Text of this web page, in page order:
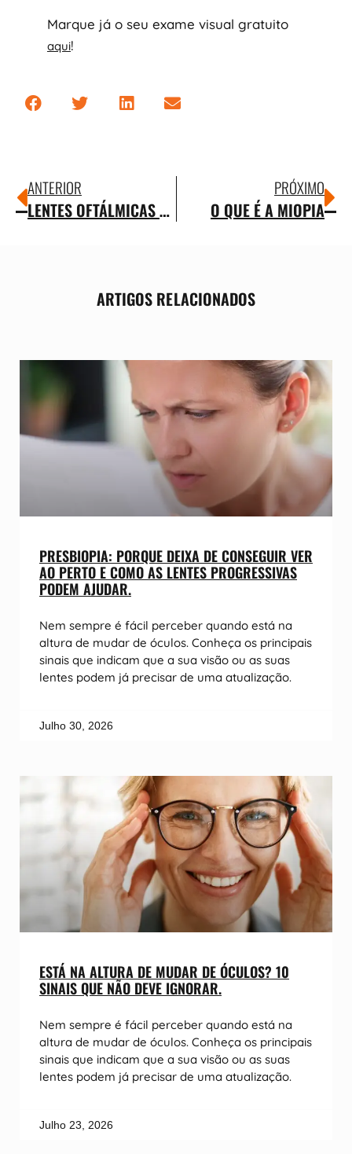
Marque já o seu exame visual gratuito
aqui!
ANTERIOR
LENTES OFTÁLMICAS ESSILOR
PRÓXIMO
O QUE É A MIOPIA
ARTIGOS RELACIONADOS
PRESBIOPIA: PORQUE DEIXA DE CONSEGUIR VER
AO PERTO E COMO AS LENTES PROGRESSIVAS
PODEM AJUDAR.
Nem sempre é fácil perceber quando está na
altura de mudar de óculos. Conheça os principais
sinais que indicam que a sua visão ou as suas
lentes podem já precisar de uma atualização.
Julho 30, 2026
ESTÁ NA ALTURA DE MUDAR DE ÓCULOS? 10
SINAIS QUE NÃO DEVE IGNORAR.
Nem sempre é fácil perceber quando está na
altura de mudar de óculos. Conheça os principais
sinais que indicam que a sua visão ou as suas
lentes podem já precisar de uma atualização.
Julho 23, 2026